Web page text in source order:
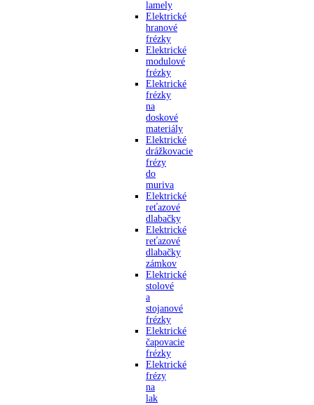
lamely
Elektrické
hranové
frézky
Elektrické
modulové
frézky
Elektrické
frézky
na
doskové
materiály
Elektrické
drážkovacie
frézy
do
muriva
Elektrické
reťazové
dlabačky
Elektrické
reťazové
dlabačky
zámkov
Elektrické
stolové
a
stojanové
frézky
Elektrické
čapovacie
frézky
Elektrické
frézy
na
lak